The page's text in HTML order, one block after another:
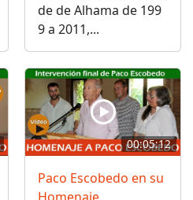
de de Alhama de 199
9 a 2011,...
00:05:12
Paco Escobedo en su